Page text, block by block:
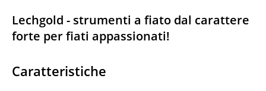
Lechgold - strumenti a fiato dal carattere
forte per fiati appassionati!
Caratteristiche